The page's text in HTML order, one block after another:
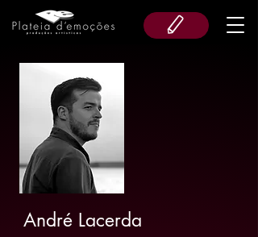
André Lacerda